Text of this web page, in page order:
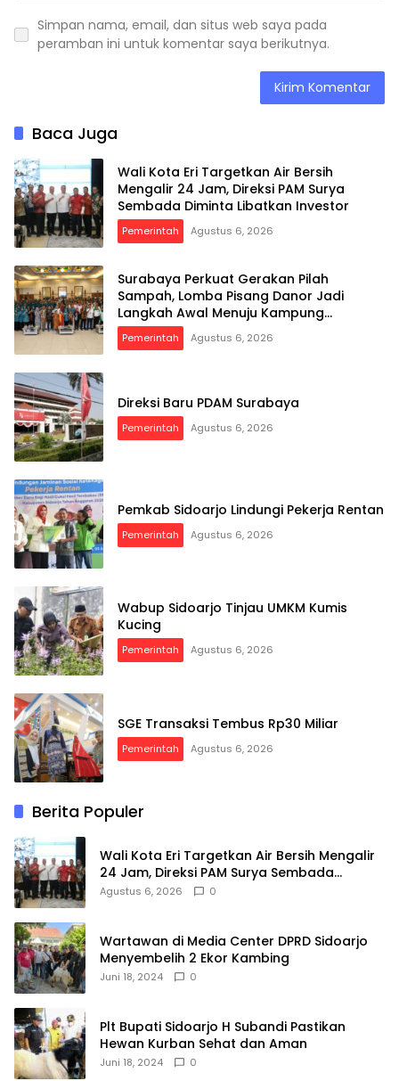
Simpan nama, email, dan situs web saya pada
peramban ini untuk komentar saya berikutnya.
Baca Juga
Wali Kota Eri Targetkan Air Bersih
Mengalir 24 Jam, Direksi PAM Surya
Sembada Diminta Libatkan Investor
Pemerintah Agustus 6, 2026
Surabaya Perkuat Gerakan Pilah
Sampah, Lomba Pisang Danor Jadi
Langkah Awal Menuju Kampung
Pancasila
Pemerintah Agustus 6, 2026
Direksi Baru PDAM Surabaya
Pemerintah Agustus 6, 2026
Pemkab Sidoarjo Lindungi Pekerja Rentan
Pemerintah Agustus 6, 2026
Wabup Sidoarjo Tinjau UMKM Kumis
Kucing
Pemerintah Agustus 6, 2026
SGE Transaksi Tembus Rp30 Miliar
Pemerintah Agustus 6, 2026
Berita Populer
Wali Kota Eri Targetkan Air Bersih Mengalir
24 Jam, Direksi PAM Surya Sembada
Diminta Libatkan Investor
Agustus 6, 2026 0
Wartawan di Media Center DPRD Sidoarjo
Menyembelih 2 Ekor Kambing
Juni 18, 2024 0
Plt Bupati Sidoarjo H Subandi Pastikan
Hewan Kurban Sehat dan Aman
Juni 18, 2024 0